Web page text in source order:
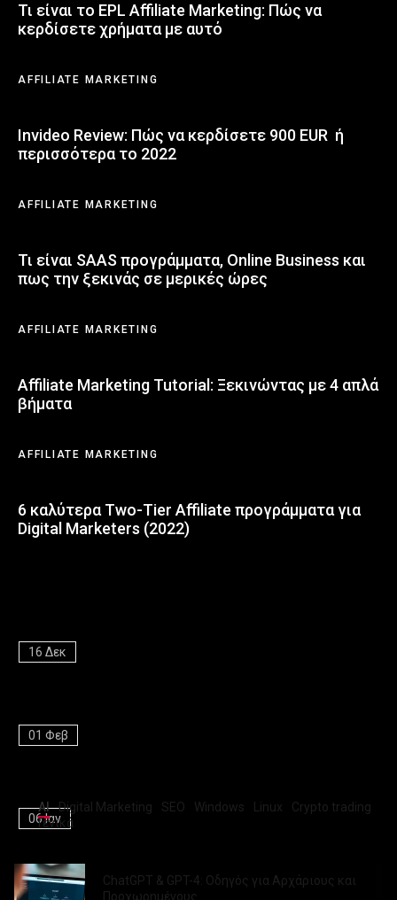
Τι είναι το EPL Affiliate Marketing: Πώς να
κερδίσετε χρήματα με αυτό
AFFILIATE MARKETING
Invideo Review: Πώς να κερδίσετε 900 EUR ή
περισσότερα το 2022
AFFILIATE MARKETING
Τι είναι SAAS προγράμματα, Online Business και
πως την ξεκινάς σε μερικές ώρες
AFFILIATE MARKETING
Affiliate Marketing Tutorial: Ξεκινώντας με 4 απλά
βήματα
AFFILIATE MARKETING
6 καλύτερα Two-Tier Affiliate προγράμματα για
Digital Marketers (2022)
16 Δεκ
01 Φεβ
06 Ιαν
Πίσω από το ChatGPT: Πώς «Μιμείται» την ανθρώπινη σκέψη
AI Digital Marketing SEO Windows Linux
Crypto trading
Γενικά
ChatGPT & GPT-4: Οδηγός για Αρχάριους και
Προχωρημένους